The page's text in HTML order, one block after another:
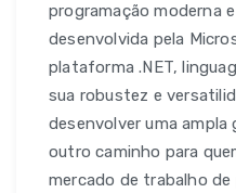
programação moderna
desenvolvida pela
plataforma .NET,
sua robustez e
desenvolver uma ampla
outro caminho para
mercado de trabalho de